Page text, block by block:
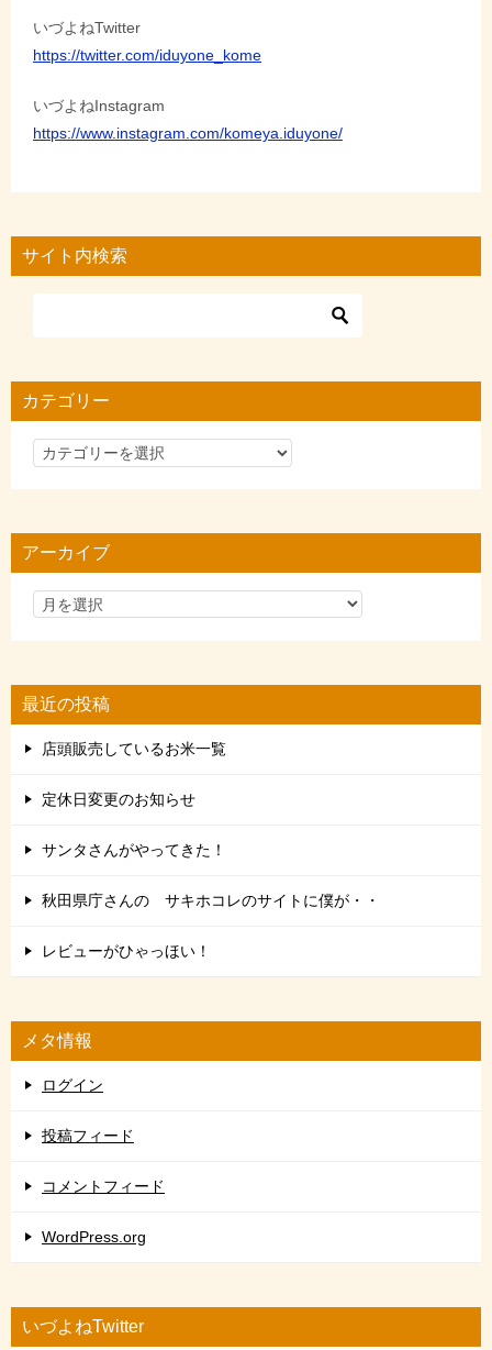
いづよねTwitter
https://twitter.com/iduyone_kome
いづよねInstagram
https://www.instagram.com/komeya.iduyone/
サイト内検索
カテゴリー
カ
リ
アーカイブ
最近の投稿
店頭販売しているお米一覧
定休日変更のお知らせ
サンタさんがやってきた！
秋田県庁さんの サキホコレのサイトに僕が・・
レビューがひゃっほい！
メタ情報
ログイン
投稿フィード
コメントフィード
WordPress.org
いづよねTwitter